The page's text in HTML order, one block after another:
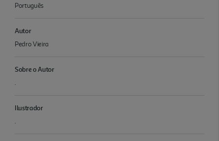
Português
Autor
Pedro Vieira
Sobre o Autor
.
Ilustrador
.